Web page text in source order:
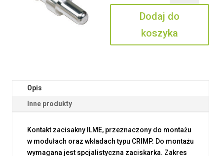
25
Dodaj do
koszyka
Opis
Inne produkty
Kontakt zacisakny ILME, przeznaczony do montażu
w modułach oraz wkładach typu CRIMP. Do montażu
wymagana jest spcjalistyczna zaciskarka. Zakres